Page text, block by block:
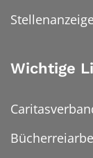
Wichtige